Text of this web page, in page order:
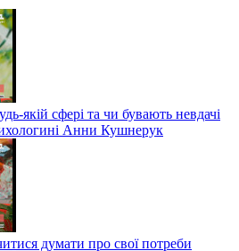
якій сфері та чи бувають невдачі
Анни Кушнерук
думати про свої потреби